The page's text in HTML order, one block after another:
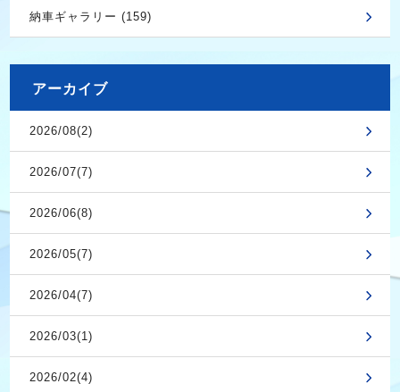
納車ギャラリー (159)
アーカイブ
2026/08(2)
2026/07(7)
2026/06(8)
2026/05(7)
2026/04(7)
2026/03(1)
2026/02(4)